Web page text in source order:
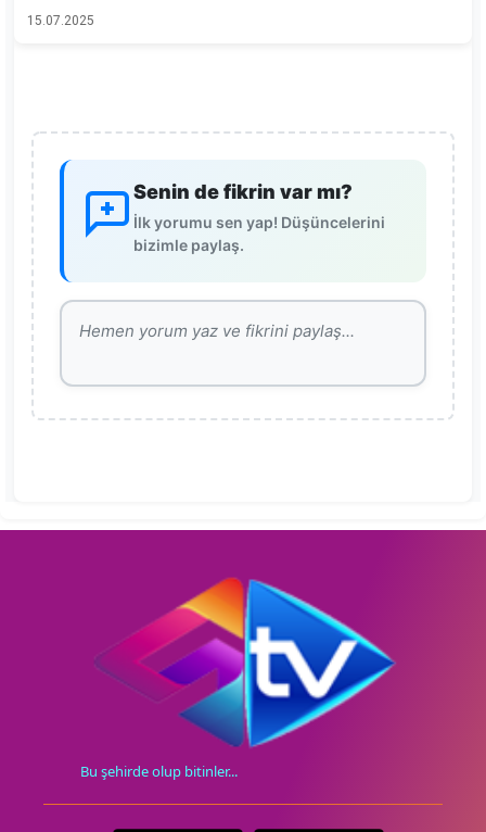
15.07.2025
Senin de fikrin var mı?
İlk yorumu sen yap! Düşüncelerini
bizimle paylaş.
Bu şehirde olup bitinler...